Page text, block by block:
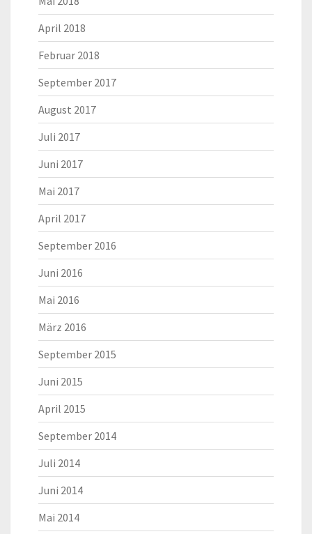
April 2018
Februar 2018
September 2017
August 2017
Juli 2017
Juni 2017
Mai 2017
April 2017
September 2016
Juni 2016
Mai 2016
März 2016
September 2015
Juni 2015
April 2015
September 2014
Juli 2014
Juni 2014
Mai 2014